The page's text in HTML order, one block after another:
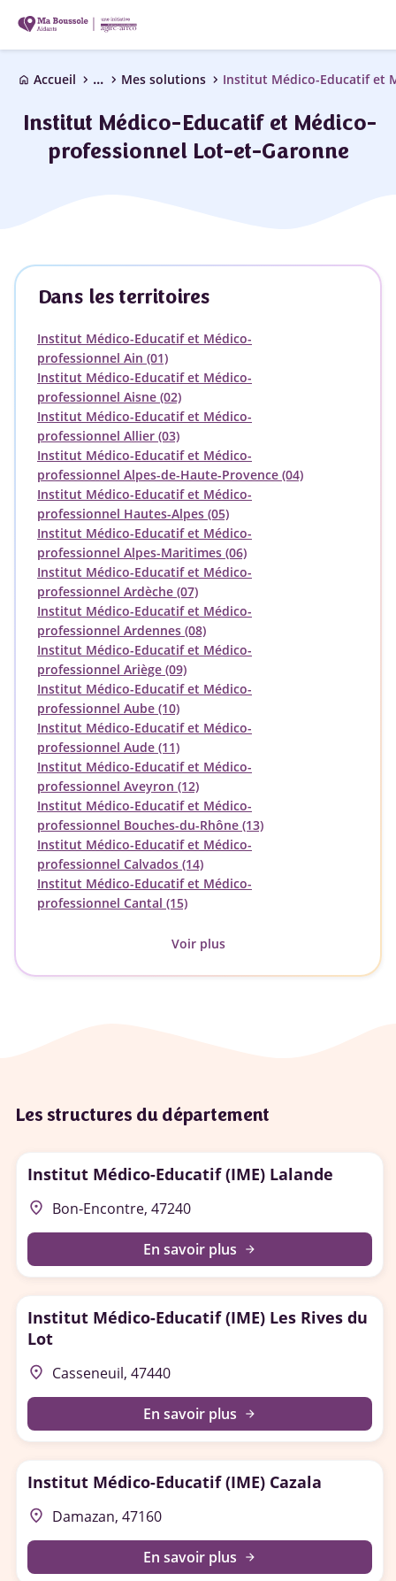
home Accueil chevron_right ... chevron_right Mes solutions chevron_right
Institut Médico-Educatif et Médico-
professionnel Lot-et-Garonne
Dans les territoires
Institut Médico-Educatif et Médico-
professionnel Ain (01)
Institut Médico-Educatif et Médico-
professionnel Aisne (02)
Institut Médico-Educatif et Médico-
professionnel Allier (03)
Institut Médico-Educatif et Médico-
professionnel Alpes-de-Haute-Provence (04)
Institut Médico-Educatif et Médico-
professionnel Hautes-Alpes (05)
Institut Médico-Educatif et Médico-
professionnel Alpes-Maritimes (06)
Institut Médico-Educatif et Médico-
professionnel Ardèche (07)
Institut Médico-Educatif et Médico-
professionnel Ardennes (08)
Institut Médico-Educatif et Médico-
professionnel Ariège (09)
Institut Médico-Educatif et Médico-
professionnel Aube (10)
Institut Médico-Educatif et Médico-
professionnel Aude (11)
Institut Médico-Educatif et Médico-
professionnel Aveyron (12)
Institut Médico-Educatif et Médico-
professionnel Bouches-du-Rhône (13)
Institut Médico-Educatif et Médico-
professionnel Calvados (14)
Institut Médico-Educatif et Médico-
professionnel Cantal (15)
Voir plus
Les structures du département
Institut Médico-Educatif (IME) Lalande
place Bon-Encontre, 47240
En savoir plus arrow_forward
Institut Médico-Educatif (IME) Les Rives du
Lot
place Casseneuil, 47440
En savoir plus arrow_forward
Institut Médico-Educatif (IME) Cazala
place Damazan, 47160
En savoir plus arrow_forward